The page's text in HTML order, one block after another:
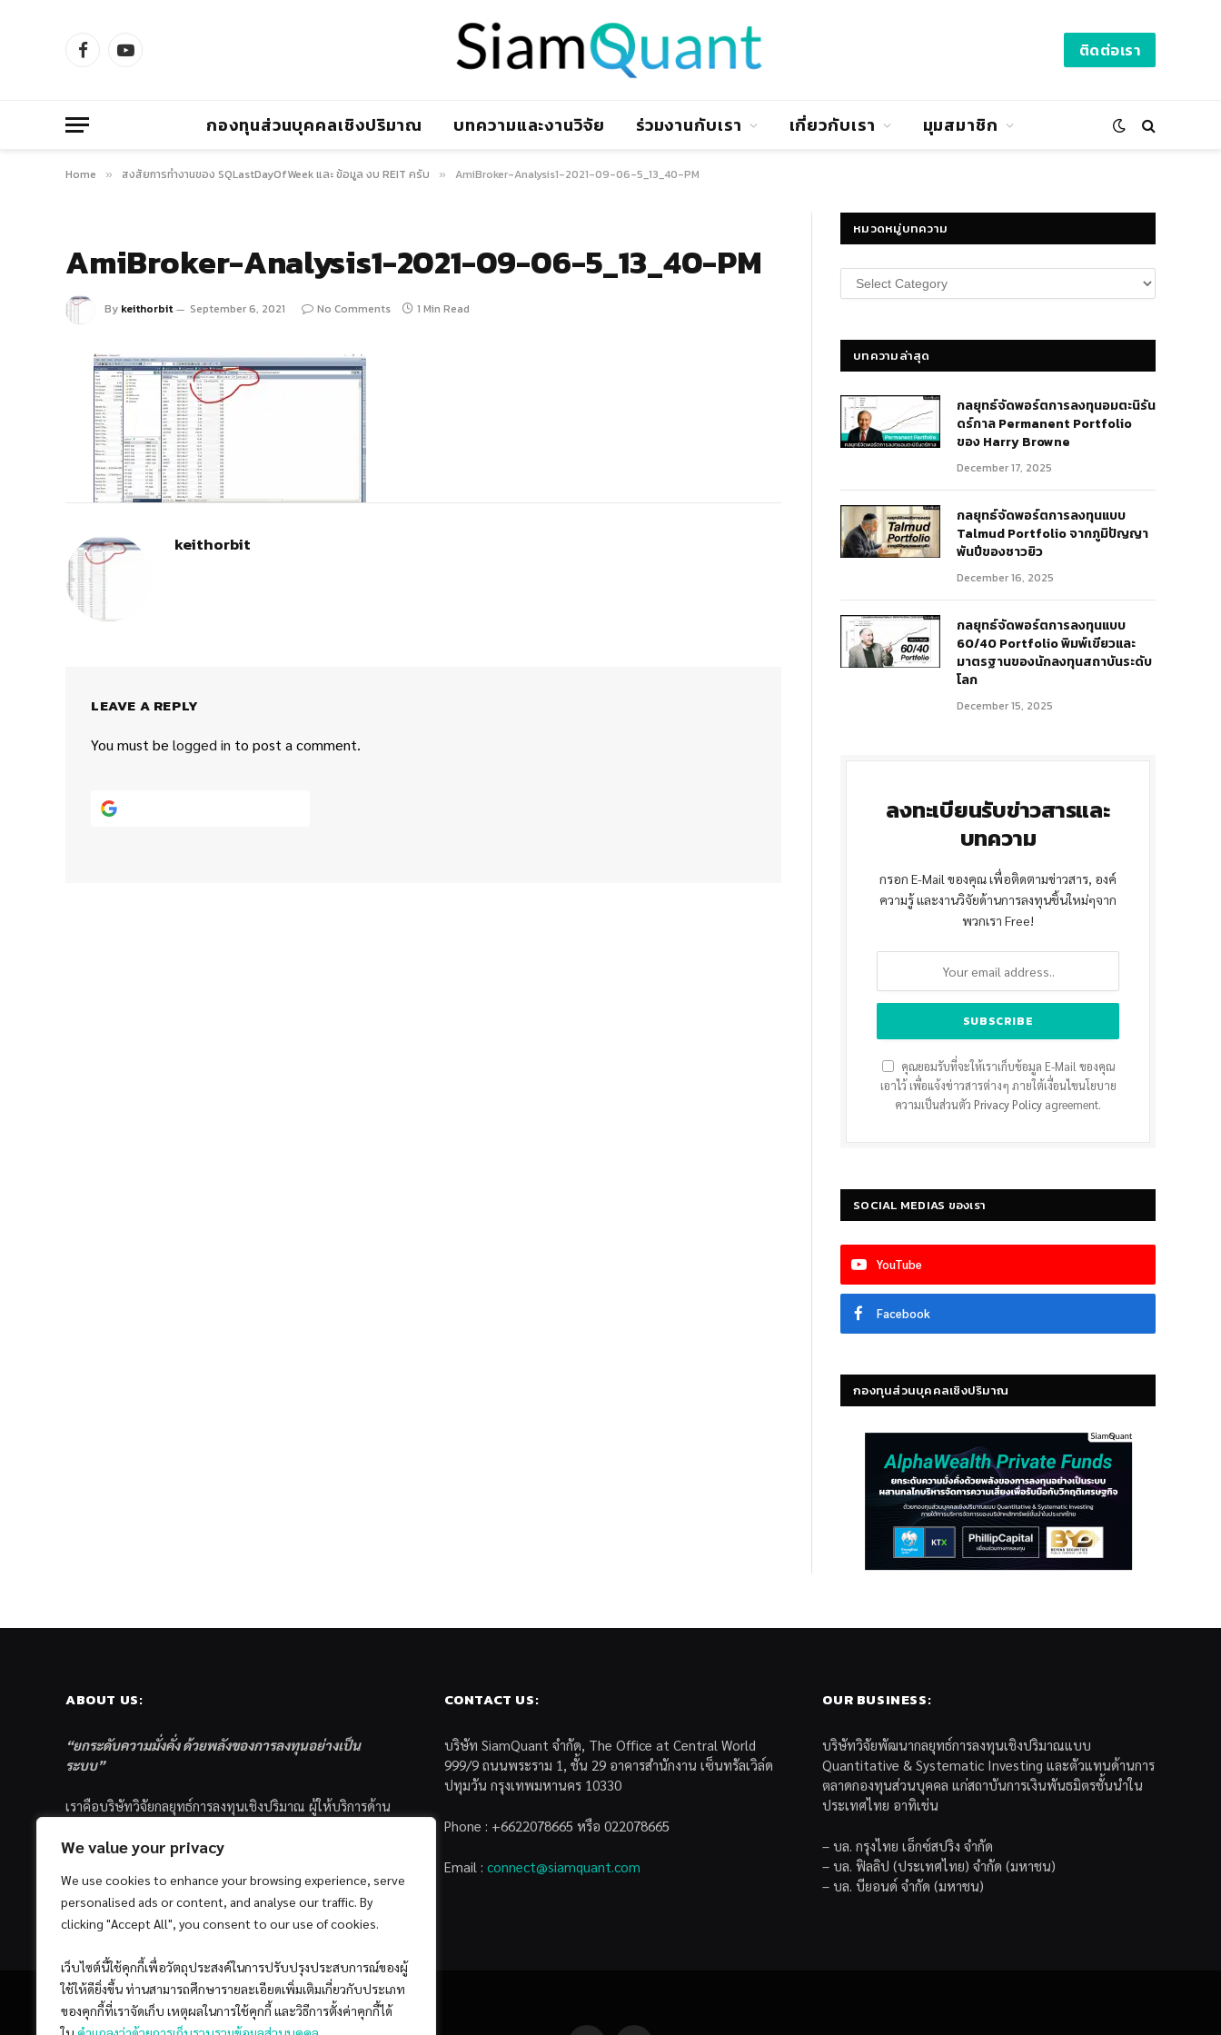
We value your privacy
We use cookies to enhance your browsing experience, serve
personalised ads or content, and analyse our traffic. By
clicking "Accept All", you consent to our use of cookies.
เว็บไซต์นี้ใช้คุกกี้เพื่อวัตถุประสงค์ในการปรับปรุงประสบการณ์ของผู้
ใช้ให้ดียิ่งขึ้น ท่านสามารถศึกษารายละเอียดเพิ่มเติมเกี่ยวกับประเภท
ของคุกกี้ที่เราจัดเก็บ เหตุผลในการใช้คุกกี้ และวิธีการตั้งค่าคุกกี้ได้
FacebookYouTube ติดต่อเรา
กองทุนส่วนบุคคลเชิงปริมาณ บทความและงานวิจัย ร่วมงานกับเรา เกี่ยวกับเรา มุมสมาชิก
Home » สงสัยการทำงานของ SQLastDayOfWeek และ ข้อมูล งบ REIT ครับ » AmiBroker-Analysis1-2021-09-06-5_13_40-PM
AmiBroker-Analysis1-2021-09-06-5_13_40-PM
By keithorbit September 6, 2021 No Comments 1 Min Read
keithorbit
LEAVE A REPLY
You must be logged in to post a comment.
หมวดหมู่บทความ
หมวด
หมู่
บทความล่าสุด
กลยุทธ์​จัดพอร์ตการลงทุนอมตะนิรัน
ดร์กาล Permanent Portfolio
ของ Harry Browne
December 17, 2025
กลยุทธ์จัดพอร์ตการลงทุนแบบ
Talmud Portfolio จากภูมิปัญญา
พันปีของชาวยิว
December 16, 2025
กลยุทธ์จัดพอร์ตการลงทุนแบบ
60/40 Portfolio พิมพ์เขียวและ
มาตรฐานของนักลงทุนสถาบันระดับ
โลก
December 15, 2025
ลงทะเบียนรับข่าวสารและ
บทความ
กรอก E-Mail ของคุณ เพื่อติดตามข่าวสาร, องค์
ความรู้ และงานวิจัยด้านการลงทุนชิ้นใหม่ๆจาก
พวกเรา Free!
คุณยอมรับที่จะให้เราเก็บข้อมูล E-Mail ของคุณ
เอาไว้ เพื่อแจ้งข่าวสารต่างๆ ภายใต้เงื่อนไขนโยบาย
ความเป็นส่วนตัว Privacy Policy agreement.
SOCIAL MEDIAS ของเรา
YouTube
Facebook
กองทุนส่วนบุคคลเชิงปริมาณ
ABOUT US:
“ยกระดับความมั่งคั่ง ด้วยพลังของการลงทุนอย่างเป็น
ระบบ”
เราคือบริษัทวิจัยกลยุทธ์การลงทุนเชิงปริมาณ ผู้ให้บริการด้าน
ส่วนบุคคล ซึ่งมีเป้าหมายที่จะช่วยเหลือให้นักลงทุนไทย
ด้วยแนวคิดและกระบวนการลงทุนอย่างเป็นระบบแบบ
Quantitative & Systematic Investing
CONTACT US:
บริษัท SiamQuant จำกัด, The Office at Central World
999/9 ถนนพระราม 1, ชั้น 29 อาคารสำนักงาน เซ็นทรัลเวิล์ด
ปทุมวัน กรุงเทพมหานคร 10330
Phone : +6622078665 หรือ 022078665
Email : connect@siamquant.com
OUR BUSINESS:
บริษัทวิจัยพัฒนากลยุทธ์การลงทุนเชิงปริมาณแบบ
Quantitative & Systematic Investing และตัวแทนด้านการ
ตลาดกองทุนส่วนบุคคล แก่สถาบันการเงินพันธมิตรชั้นนำใน
ประเทศไทย อาทิเช่น
– บล. กรุงไทย เอ็กซ์สปริง จำกัด
– บล. ฟิลลิป (ประเทศไทย) จำกัด (มหาชน)
– บล. บียอนด์ จำกัด (มหาชน)